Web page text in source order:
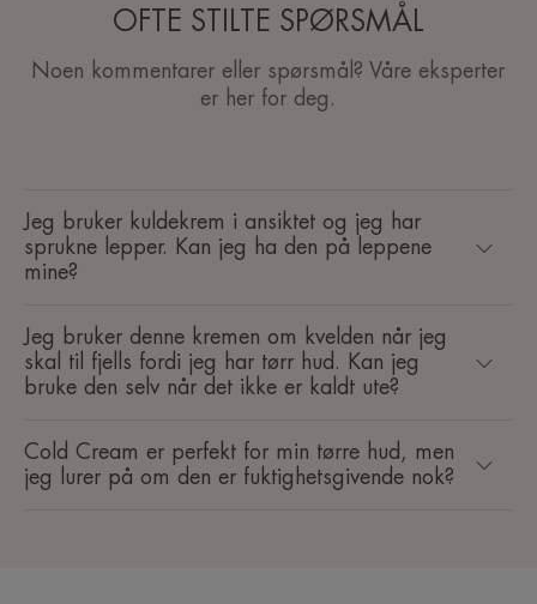
OFTE STILTE SPØRSMÅL
Noen kommentarer eller spørsmål? Våre eksperter
er her for deg.
Jeg bruker kuldekrem i ansiktet og jeg har
sprukne lepper. Kan jeg ha den på leppene
mine?
Jeg bruker denne kremen om kvelden når jeg
skal til fjells fordi jeg har tørr hud. Kan jeg
bruke den selv når det ikke er kaldt ute?
Cold Cream er perfekt for min tørre hud, men
jeg lurer på om den er fuktighetsgivende nok?